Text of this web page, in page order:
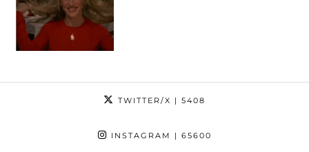
TWITTER/X | 5408
INSTAGRAM | 65600